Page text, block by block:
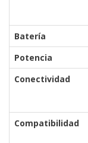
Batería
Potencia
Conectividad
Compatibilidad